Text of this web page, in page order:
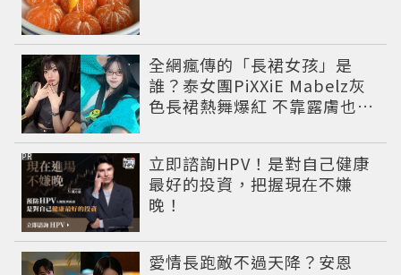
全網瘋傳的「長裙女孩」是
誰？泰女團PiXXiE Mabelz灰
色長裙熱舞爆紅 不靠露膚也能
立即諮詢HPV！是對自己健康
最好的投資，把握現在不嫌
晚！
PR
愛情長跑敵不過天降？安恩